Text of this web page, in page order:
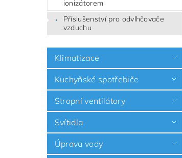
ionizátorem
Příslušenství pro odvlhčovače
vzduchu
Klimatizace
Kuchyňské spotřebiče
Stropní ventilátory
Svítidla
Úprava vody